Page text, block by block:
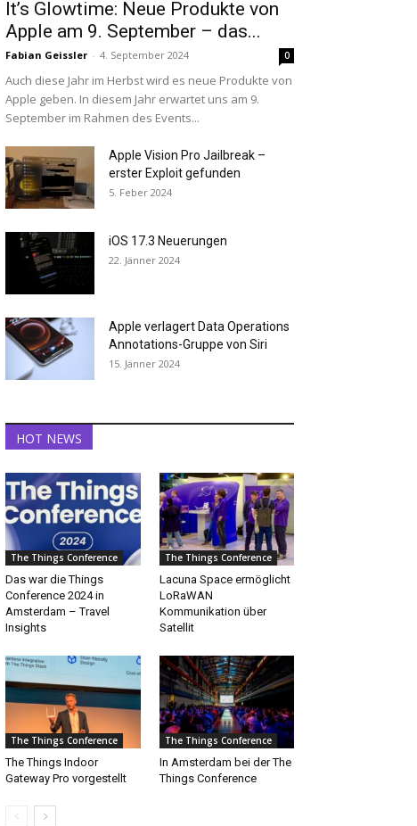
It’s Glowtime: Neue Produkte von
Apple am 9. September – das...
Fabian Geissler - 4. September 2024 0
Auch diese Jahr im Herbst wird es neue Produkte von
Apple geben. In diesem Jahr erwartet uns am 9.
September im Rahmen des Events...
Apple Vision Pro Jailbreak –
erster Exploit gefunden
5. Feber 2024
iOS 17.3 Neuerungen
22. Jänner 2024
Apple verlagert Data Operations
Annotations-Gruppe von Siri
15. Jänner 2024
HOT NEWS
The Things Conference
Das war die Things
Conference 2024 in
Amsterdam – Travel
Insights
The Things Conference
Lacuna Space ermöglicht
LoRaWAN
Kommunikation über
Satellit
The Things Conference
The Things Indoor
Gateway Pro vorgestellt
The Things Conference
In Amsterdam bei der The
Things Conference